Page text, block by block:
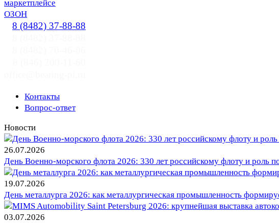
8 (8482) 37-88-88
Контакты
Вопрос-ответ
Новости
26.07.2026
День Военно-морского флота 2026: 330 лет российскому флоту и роль
19.07.2026
День металлурга 2026: как металлургическая промышленность
03.07.2026